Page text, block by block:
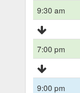
9:30 am
7:00 pm
9:00 pm